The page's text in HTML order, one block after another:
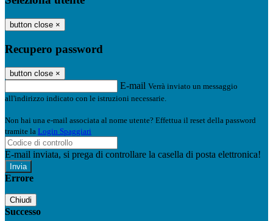
button close ×
Recupero password
button close ×
E-mail Verrà inviato un messaggio
all'indirizzo indicato con le istruzioni necessarie.
Non hai una e-mail associata al nome utente? Effettua il reset della password
tramite la Login Spaggiari
E-mail inviata, si prega di controllare la casella di posta elettronica!
Errore
Chiudi
Successo